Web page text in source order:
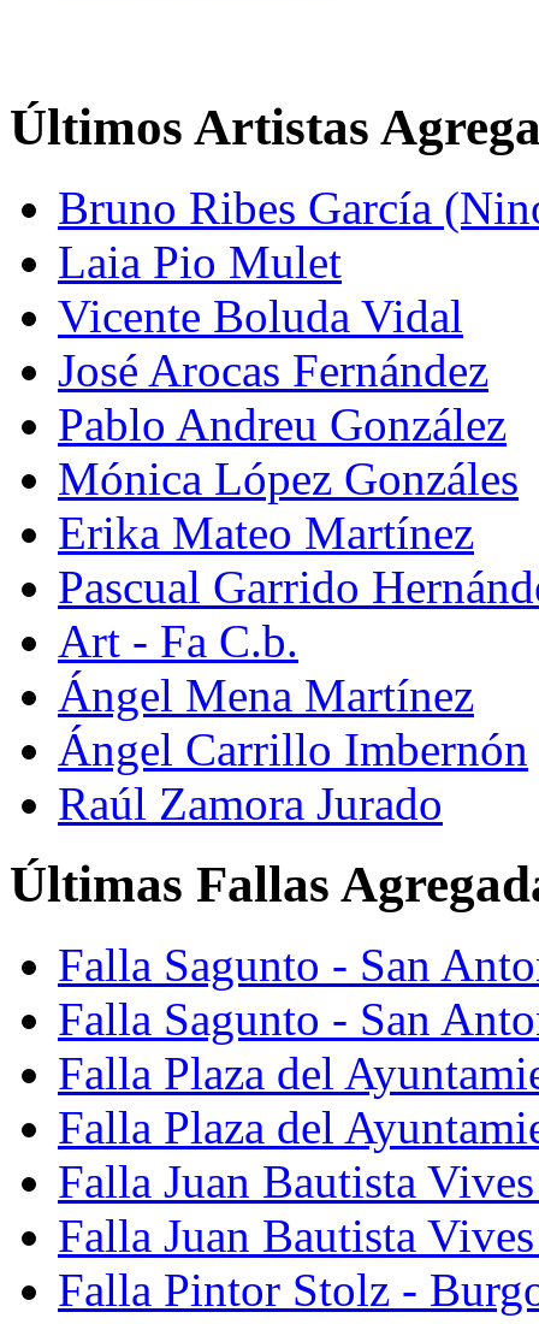
Últimos Artistas
Bruno Ribes García
Laia Pio Mulet
Vicente Boluda Vidal
José Arocas Fernández
Pablo Andreu González
Mónica López Gonzáles
Erika Mateo Martínez
Pascual Garrido
Art - Fa C.b.
Ángel Mena Martínez
Ángel Carrillo Imbernón
Raúl Zamora Jurado
Últimas Fallas
Falla Sagunto - San
Falla Sagunto - San
Falla Plaza del
Falla Plaza del
Falla Juan Bautista
Falla Juan Bautista
Falla Pintor Stolz -